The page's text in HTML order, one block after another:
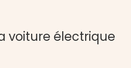
voiture électrique